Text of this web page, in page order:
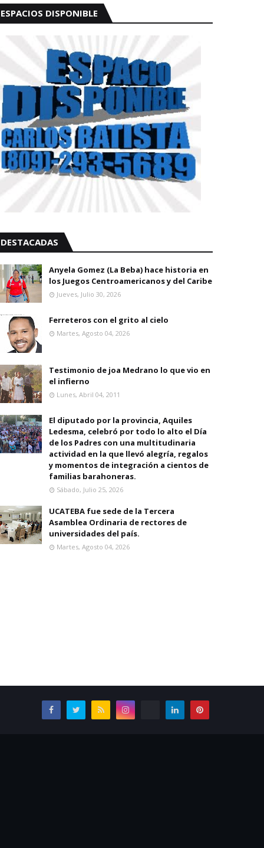
ESPACIOS DISPONIBLE
DESTACADAS
Anyela Gomez (La Beba) hace historia en
los Juegos Centroamericanos y del Caribe
Jueves, Julio 30, 2026
Ferreteros con el grito al cielo
Martes, Agosto 04, 2026
Testimonio de joa Medrano lo que vio en
el infierno
Lunes, Abril 04, 2011
El diputado por la provincia, Aquiles
Ledesma, celebró por todo lo alto el Día
de los Padres con una multitudinaria
actividad en la que llevó alegría, regalos
y momentos de integración a cientos de
familias barahoneras.
Sábado, Julio 25, 2026
UCATEBA fue sede de la Tercera
Asamblea Ordinaria de rectores de
universidades del país.
Martes, Agosto 04, 2026